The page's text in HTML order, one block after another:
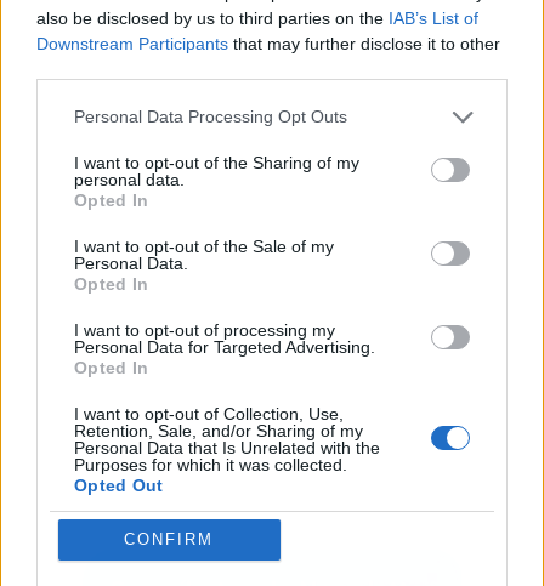
also be disclosed by us to third parties on the IAB’s List of
Downstream Participants that may further disclose it to other
Personal Data Processing Opt Outs
I want to opt-out of the Sharing of my
personal data.
Opted In
I want to opt-out of the Sale of my
Personal Data.
Opted In
I want to opt-out of processing my
Personal Data for Targeted Advertising.
Opted In
I want to opt-out of Collection, Use,
Retention, Sale, and/or Sharing of my
Personal Data that Is Unrelated with the
Purposes for which it was collected.
Opted Out
CONFIRM
Publicidad